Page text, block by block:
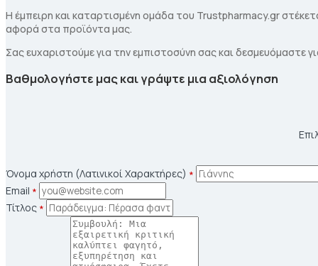
Η έμπειρη και καταρτισμένη ομάδα του Trustpharmacy.gr
αφορά στα προϊόντα μας.
Σας ευχαριστούμε για την εμπιστοσύνη σας και δεσμευόμαστε
Βαθμολογήστε μας και γράψτε μια αξιολόγηση
Όνομα χρήστη (Λατινικοί Χαρακτήρες) *
Email *
Τίτλος *